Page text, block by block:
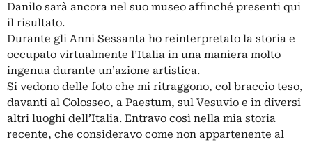
Danilo sarà ancora nel suo museo affinché presenti qui
il risultato.
Durante gli Anni Sessanta ho reinterpretato la storia e
occupato virtualmente l’Italia in una maniera molto
ingenua durante un’azione artistica.
Si vedono delle foto che mi ritraggono, col braccio teso,
davanti al Colosseo, a Paestum, sul Vesuvio e in diversi
altri luoghi dell’Italia. Entravo così nella mia storia
recente, che consideravo come non appartenente al